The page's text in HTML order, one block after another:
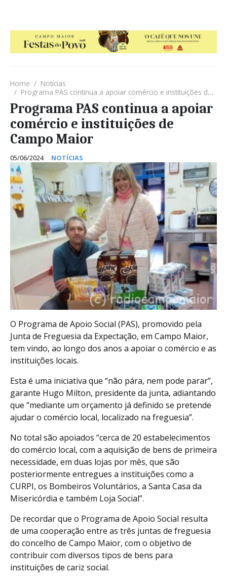
Home
Notícias
Programa PAS continua a apoiar comércio e instituições de Campo Maior
Programa PAS continua a apoiar
comércio e instituições de
Campo Maior
05/06/2024 NOTÍCIAS
O Programa de Apoio Social (PAS), promovido pela
Junta de Freguesia da Expectação, em Campo Maior,
tem vindo, ao longo dos anos a apoiar o comércio e as
instituições locais.
Esta é uma iniciativa que “não pára, nem pode parar”,
garante Hugo Milton, presidente da junta, adiantando
que “mediante um orçamento já definido se pretende
ajudar o comércio local, localizado na freguesia”.
No total são apoiados “cerca de 20 estabelecimentos
do comércio local, com a aquisição de bens de primeira
necessidade, em duas lojas por mês, que são
posteriormente entregues a instituições como a
CURPI, os Bombeiros Voluntários, a Santa Casa da
Misericórdia e também Loja Social”.
De recordar que o Programa de Apoio Social resulta
de uma cooperação entre as três juntas de freguesia
do concelho de Campo Maior, com o objetivo de
contribuir com diversos tipos de bens para
instituições de cariz social.